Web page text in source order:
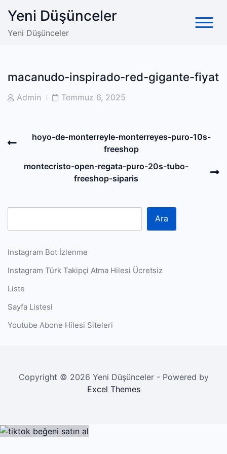
content
Yeni Düşünceler
Yeni Düşünceler
macanudo-inspirado-red-gigante-fiyat
PostAdmin
PostTemmuz 6, 2025
Previoushoyo-de-monterreyle-monterreyes-puro-10s-
freeshop
montecristo-open-regata-puro-20s-tubo-
freeshop-siparis
Ara
Instagram Bot İzlenme
Instagram Türk Takipçi Atma Hilesi Ücretsiz
Liste
Sayfa Listesi
Youtube Abone Hilesi Siteleri
Copyright © 2026 Yeni Düşünceler - Powered by
Excel Themes